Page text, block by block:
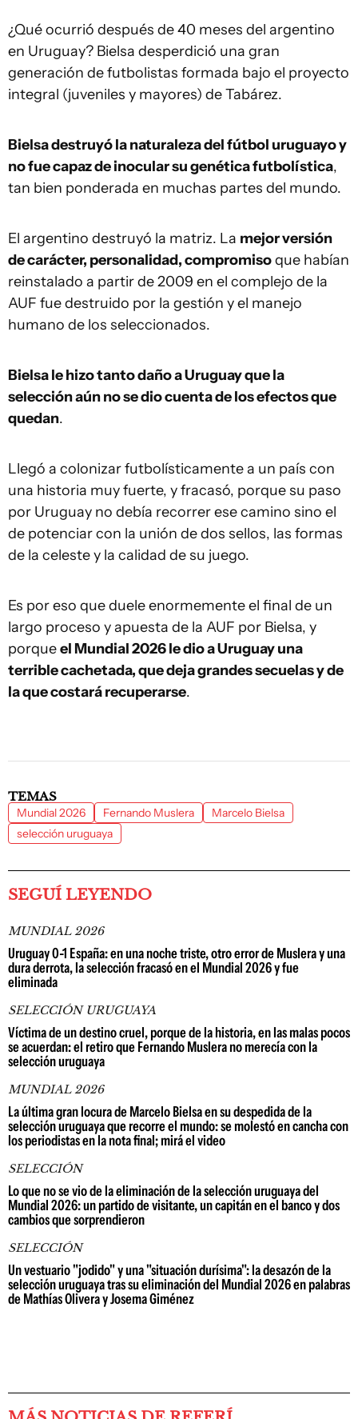
¿Qué ocurrió después de 40 meses del argentino
en Uruguay? Bielsa desperdició una gran
generación de futbolistas formada bajo el proyecto
integral (juveniles y mayores) de Tabárez.
Bielsa destruyó la naturaleza del fútbol uruguayo y
no fue capaz de inocular su genética futbolística,
tan bien ponderada en muchas partes del mundo.
El argentino destruyó la matriz. La mejor versión
de carácter, personalidad, compromisoque habían
reinstalado a partir de 2009 en el complejo de la
AUF fue destruido por la gestión y el manejo
humano de los seleccionados.
Bielsa le hizo tanto daño a Uruguay que la
selección aún no se dio cuenta de los efectos que
quedan.
Llegó a colonizar futbolísticamente a un país con
una historia muy fuerte, y fracasó, porque su paso
por Uruguay no debía recorrer ese camino sino el
de potenciar con la unión de dos sellos, las formas
de la celeste y la calidad de su juego.
Es por eso que duele enormemente el final de un
largo proceso y apuesta de la AUF por Bielsa, y
porqueel Mundial 2026 le dio a Uruguay una
terrible cachetada, que deja grandes secuelas y de
la que costará recuperarse.
TEMAS
Mundial 2026 Fernando Muslera
Marcelo Bielsa
selección uruguaya
SEGUÍ LEYENDO
MUNDIAL 2026
Uruguay 0-1 España: en una noche triste, otro error de Muslera y una
dura derrota, la selección fracasó en el Mundial 2026 y fue
eliminada
SELECCIÓN URUGUAYA
Víctima de un destino cruel, porque de la historia, en las malas pocos
se acuerdan: el retiro que Fernando Muslera no merecía con la
selección uruguaya
MUNDIAL 2026
La última gran locura de Marcelo Bielsa en su despedida de la
selección uruguaya que recorre el mundo: se molestó en cancha con
los periodistas en la nota final; mirá el video
SELECCIÓN
Lo que no se vio de la eliminación de la selección uruguaya del
Mundial 2026: un partido de visitante, un capitán en el banco y dos
cambios que sorprendieron
SELECCIÓN
Un vestuario "jodido" y una "situación durísima": la desazón de la
selección uruguaya tras su eliminación del Mundial 2026 en palabras
de Mathías Olivera y Josema Giménez